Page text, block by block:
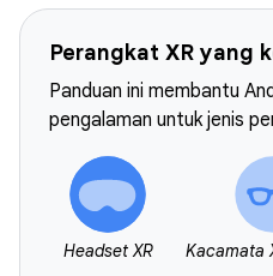
Perangkat XR yang
Panduan ini membantu
pengalaman untuk jenis
Headset XR Kacamata